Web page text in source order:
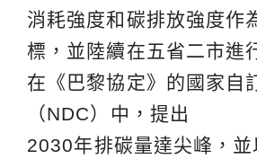
消耗強度和碳排放強度作
標，並陸續在五省二市進
在《巴黎協定》的國家自
（NDC）中，提出
2030年排碳量達尖峰，並